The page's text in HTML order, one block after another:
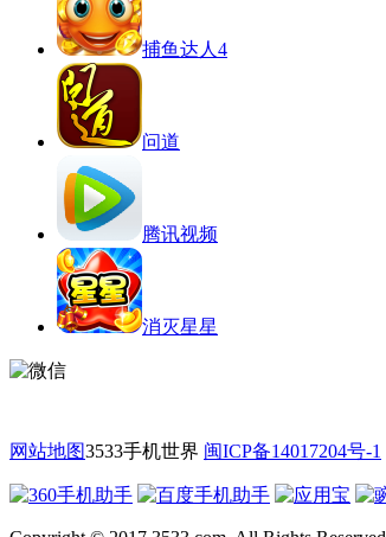
捕鱼达人4
问道
腾讯视频
消灭星星
网站地图3533手机世界 闽ICP备14017204号-1